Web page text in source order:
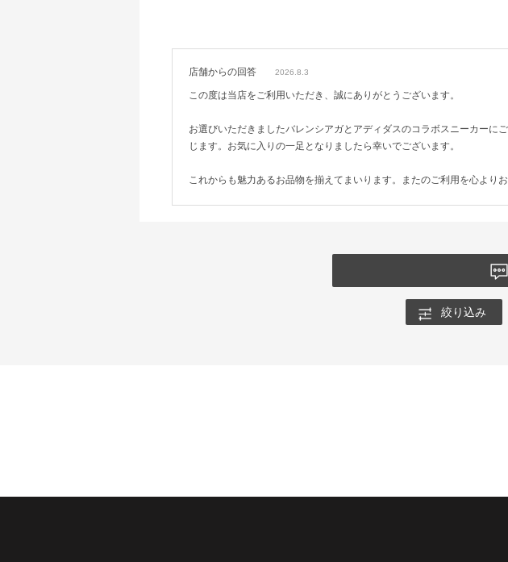
店舗からの回答 2026.8.3
この度は当店をご利用いただき、誠にありがとうございます。
お選びいただきましたバレンシアガとアディダスのコラボスニーカーに
じます。お気に入りの一足となりましたら幸いでございます。
これからも魅力あるお品物を揃えてまいります。またのご利用を心よりお
絞り込み